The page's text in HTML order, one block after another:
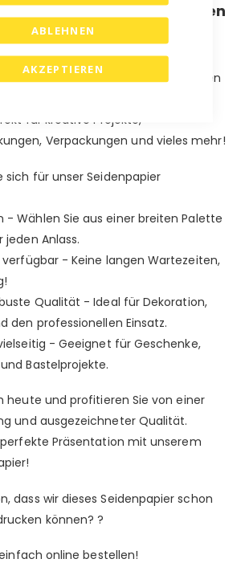
AKZEPTIEREN
ABLEHNEN
in verschiedenen
ab Lager lieferbar!
Seidenpapier in verschiedenen
Sie eine große Auswahl an
für kreative Projekte,
Verpackungen und vieles mehr!
sich für unser Seidenpapier
- Wählen Sie aus einer breiten Palette
Anlass.
- Keine langen Wartezeiten,
Qualität - Ideal für Dekoration,
den professionellen Einsatz.
- Geeignet für Geschenke,
Bastelprojekte.
heute und profitieren Sie von einer
und ausgezeichneter Qualität.
Präsentation mit unserem
dass wir dieses Seidenpapier schon
können? ?
online bestellen!